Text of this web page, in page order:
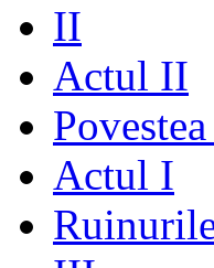
II
Actul II
Actul I